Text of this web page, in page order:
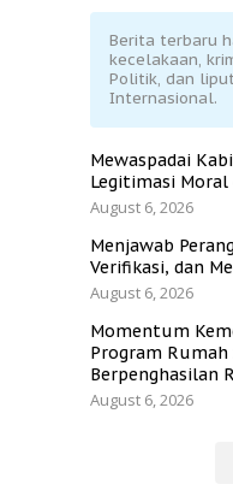
Berita terbaru
kecelakaan,
Politik, dan
Internasional.
Mewaspadai
Legitimasi Moral
August 6, 2026
Menjawab
Verifikasi, dan
August 6, 2026
Momentum
Program
Berpenghasilan
August 6, 2026